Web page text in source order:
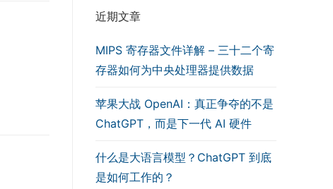
近期文章
MIPS 寄存器文件详解 – 三十二个寄
存器如何为中央处理器提供数据
苹果大战 OpenAI：真正争夺的不是
ChatGPT，而是下一代 AI 硬件
什么是大语言模型？ChatGPT 到底
是如何工作的？